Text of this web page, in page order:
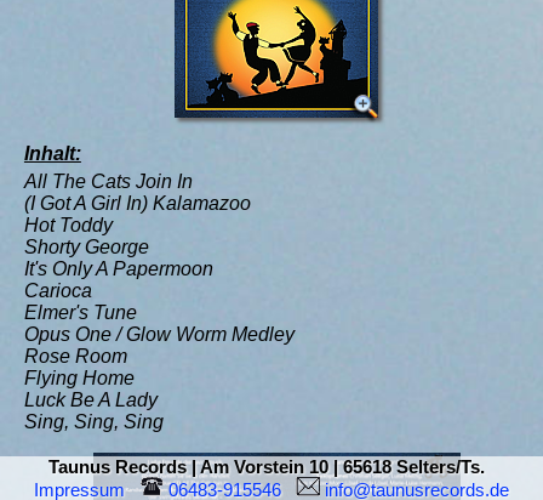
Inhalt:
All The Cats Join In
(I Got A Girl In) Kalamazoo
Hot Toddy
Shorty George
It's Only A Papermoon
Carioca
Elmer's Tune
Opus One / Glow Worm Medley
Rose Room
Flying Home
Luck Be A Lady
Sing, Sing, Sing
Taunus Records | Am Vorstein 10 | 65618 Selters/Ts.
Impressum
06483-915546 info@taunusrecords.de